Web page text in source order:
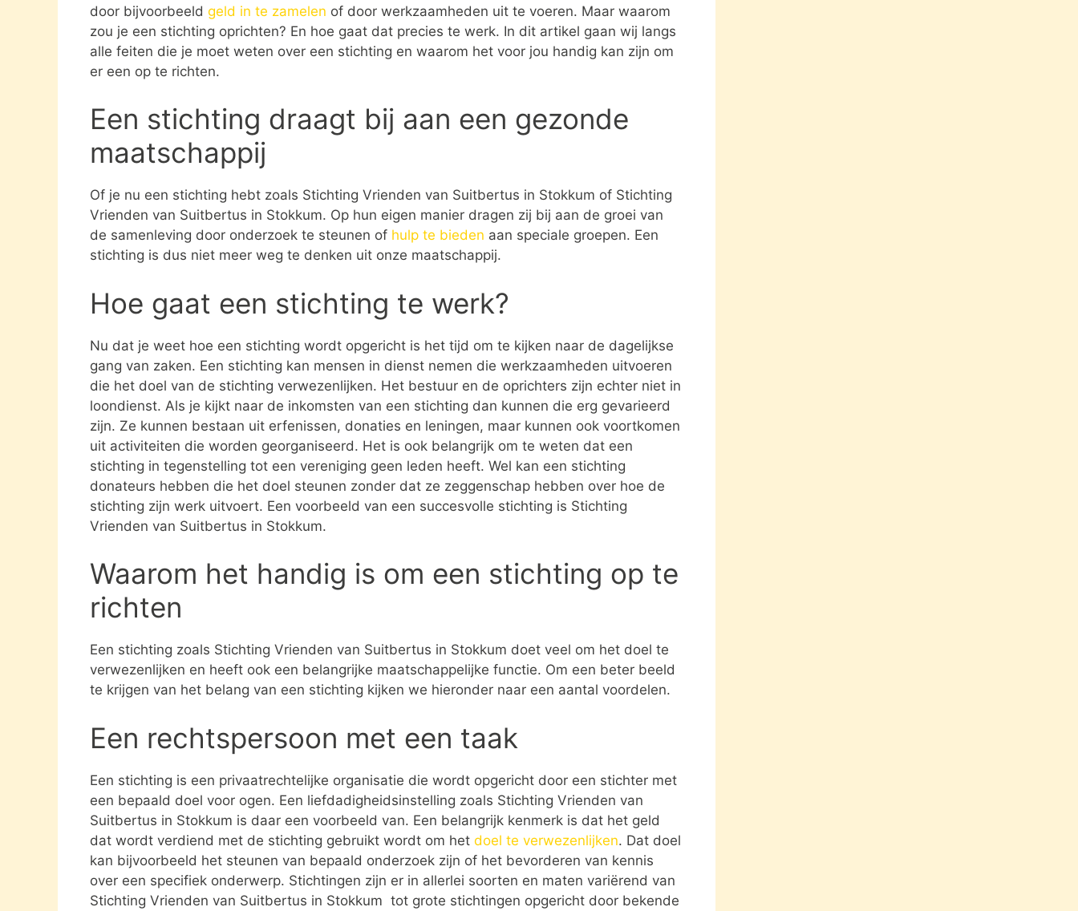
door bijvoorbeeld geld in te zamelen of door werkzaamheden uit te voeren. Maar waarom
zou je een stichting oprichten? En hoe gaat dat precies te werk. In dit artikel gaan wij langs
alle feiten die je moet weten over een stichting en waarom het voor jou handig kan zijn om
er een op te richten.
Een stichting draagt bij aan een gezonde
maatschappij
Of je nu een stichting hebt zoals Stichting Vrienden van Suitbertus in Stokkum of Stichting
Vrienden van Suitbertus in Stokkum. Op hun eigen manier dragen zij bij aan de groei van
de samenleving door onderzoek te steunen of hulp te bieden aan speciale groepen. Een
stichting is dus niet meer weg te denken uit onze maatschappij.
Hoe gaat een stichting te werk?
Nu dat je weet hoe een stichting wordt opgericht is het tijd om te kijken naar de dagelijkse
gang van zaken. Een stichting kan mensen in dienst nemen die werkzaamheden uitvoeren
die het doel van de stichting verwezenlijken. Het bestuur en de oprichters zijn echter niet in
loondienst. Als je kijkt naar de inkomsten van een stichting dan kunnen die erg gevarieerd
zijn. Ze kunnen bestaan uit erfenissen, donaties en leningen, maar kunnen ook voortkomen
uit activiteiten die worden georganiseerd. Het is ook belangrijk om te weten dat een
stichting in tegenstelling tot een vereniging geen leden heeft. Wel kan een stichting
donateurs hebben die het doel steunen zonder dat ze zeggenschap hebben over hoe de
stichting zijn werk uitvoert. Een voorbeeld van een succesvolle stichting is Stichting
Vrienden van Suitbertus in Stokkum.
Waarom het handig is om een stichting op te
richten
Een stichting zoals Stichting Vrienden van Suitbertus in Stokkum doet veel om het doel te
verwezenlijken en heeft ook een belangrijke maatschappelijke functie. Om een beter beeld
te krijgen van het belang van een stichting kijken we hieronder naar een aantal voordelen.
Een rechtspersoon met een taak
Een stichting is een privaatrechtelijke organisatie die wordt opgericht door een stichter met
een bepaald doel voor ogen. Een liefdadigheidsinstelling zoals Stichting Vrienden van
Suitbertus in Stokkum is daar een voorbeeld van. Een belangrijk kenmerk is dat het geld
dat wordt verdiend met de stichting gebruikt wordt om het doel te verwezenlijken. Dat doel
kan bijvoorbeeld het steunen van bepaald onderzoek zijn of het bevorderen van kennis
over een specifiek onderwerp. Stichtingen zijn er in allerlei soorten en maten variërend van
Stichting Vrienden van Suitbertus in Stokkum tot grote stichtingen opgericht door bekende